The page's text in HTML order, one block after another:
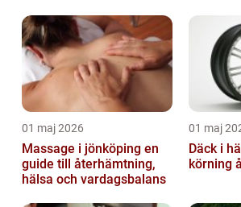
01 maj 2026
Massage i jönköping en
guide till återhämtning,
hälsa och vardagsbalans
01 maj
Däck i
körning